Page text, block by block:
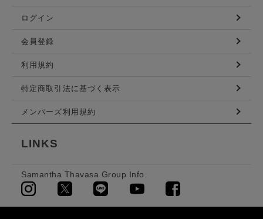
ログイン
会員登録
利用規約
特定商取引法に基づく表示
メンバーズ利用規約
LINKS
Samantha Thavasa Group Info.